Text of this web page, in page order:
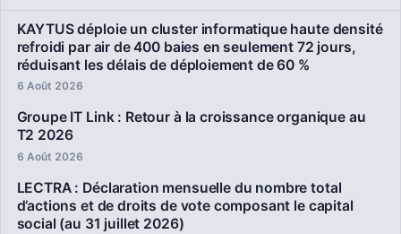
KAYTUS déploie un cluster informatique haute densité
refroidi par air de 400 baies en seulement 72 jours,
réduisant les délais de déploiement de 60 %
6 Août 2026
Groupe IT Link : Retour à la croissance organique au
T2 2026
6 Août 2026
LECTRA : Déclaration mensuelle du nombre total
d’actions et de droits de vote composant le capital
social (au 31 juillet 2026)